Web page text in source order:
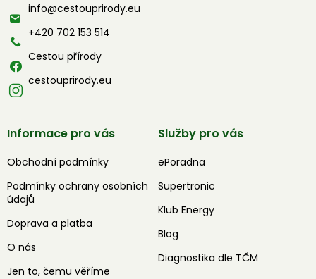
t info@cestouprirody.eu
+420 702 153 514
Cestou přírody
cestouprirody.eu
Informace pro vás
Obchodní podmínky
Podmínky ochrany osobních
údajů
Doprava a platba
O nás
Jen to, čemu věříme
Služby pro vás
ePoradna
Supertronic
Klub Energy
Blog
Diagnostika dle TČM